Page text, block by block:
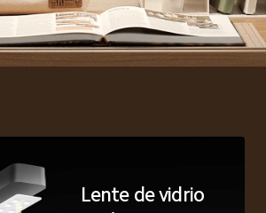
Lente de vidrio